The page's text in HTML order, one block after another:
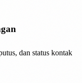
dan status kontak